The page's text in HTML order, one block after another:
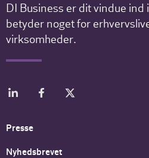
DI Business er dit vindue ind
betyder noget for
virksomheder.
Presse
Nyhedsbrevet